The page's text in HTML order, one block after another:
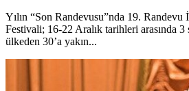
Yılın “Son Randevusu”nda 19. Randevu
Festivali; 16-22 Aralık tarihleri arasında 3
ülkeden 30’a yakın...